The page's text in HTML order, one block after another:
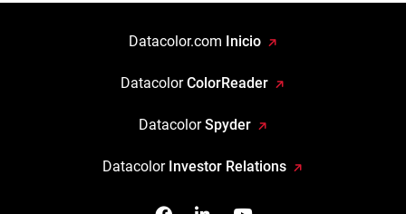
Datacolor.com Inicio
DatacolorColorReader
DatacolorSpyder
Datacolor Investor Relations